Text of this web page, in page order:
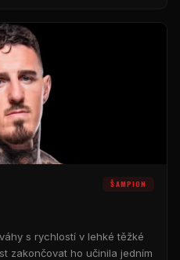
ŠAMPION
s rychlostí v lehké těžké
zakončovat ho učinila jedním